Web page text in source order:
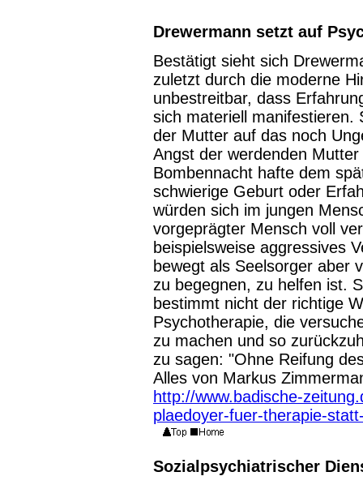
Drewermann setzt auf
Bestätigt sieht sich
zuletzt durch die moderne
unbestreitbar, dass
sich materiell manifestieren.
der Mutter auf das noch
Angst der werdenden
Bombennacht hafte dem
schwierige Geburt oder
würden sich im jungen
vorgeprägter Mensch voll
beispielsweise aggressives
bewegt als Seelsorger aber
zu begegnen, zu helfen ist.
bestimmt nicht der richtige
Psychotherapie, die
zu machen und so
zu sagen: "Ohne Reifung
Alles von Markus
http://www.badische-
plaedoyer-fuer-therapie-
Sozialpsychiatrischer